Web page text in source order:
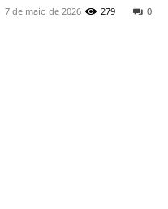
7 de maio de 2026 0
279